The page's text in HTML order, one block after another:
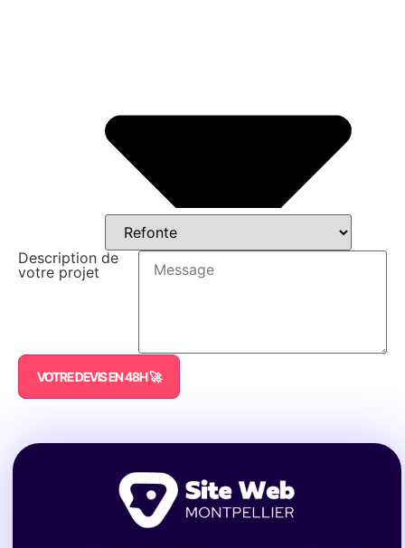
Description de
votre projet
VOTRE DEVIS EN 48H 🚀